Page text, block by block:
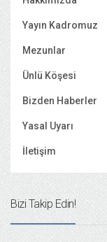
Yayın Kadromuz
Mezunlar
Ünlü Köşesi
Bizden Haberler
Yasal Uyarı
İletişim
Bizi Takip Edin!